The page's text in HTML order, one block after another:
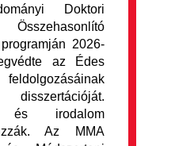
Doktori
2026-
az Édes
és irodalom
Az MMA